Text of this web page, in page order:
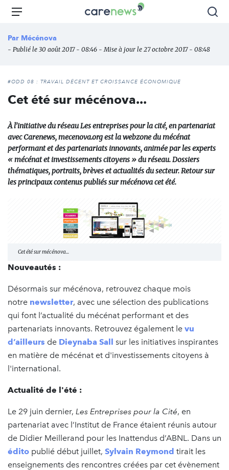
Aller
principal
Carenews,
des
l'engagement
Menu
Par Mécénova
- Publié le 30 août 2017 - 08:46 - Mise à jour le 27 octobre 2017 - 08:48
#ODD 08 : TRAVAIL DÉCENT ET CROISSANCE ÉCONOMIQUE
Cet été sur mécénova...
À l’initiative du réseau Les entreprises pour la cité, en partenariat
avec Carenews, mecenova.org est la webzone du mécénat
performant et des partenariats innovants, animée par les experts
« mécénat et investissements citoyens » du réseau. Dossiers
thématiques, portraits, brèves et actualités du secteur. Retour sur
les principaux contenus publiés sur mécénova cet été.
Cet été sur mécénova...
Nouveautés :
Désormais sur mécénova, retrouvez chaque mois
notre newsletter, avec une sélection des publications
qui font l’actualité du mécénat performant et des
partenariats innovants. Retrouvez également le vu
d’ailleurs de Dieynaba Sall sur les initiatives inspirantes
en matière de mécénat et d'investissements citoyens à
l'international.
Actualité de l'été :
Le 29 juin dernier, Les Entreprises pour la Cité, en
partenariat avec l’Institut de France étaient réunis autour
de Didier Meillerand pour les Inattendus d’ABNL. Dans un
édito publié début juillet, Sylvain Reymond tirait les
enseignements des rencontres créées par cet évènement